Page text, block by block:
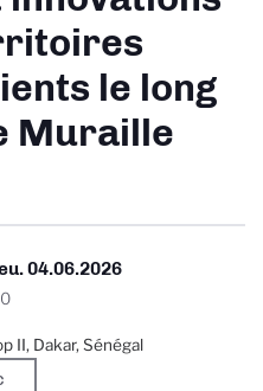
le long
Muraille
04.06.2026
II, Dakar, Sénégal